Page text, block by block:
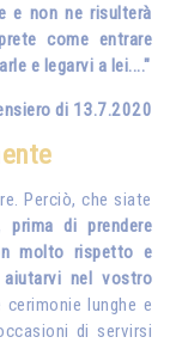
e non ne risulterà
come entrare
e legarvi a lei...."
di 13.7.2020
Perciò, che siate
prima di prendere
molto rispetto e
aiutarvi nel vostro
lunghe e
di servirsi